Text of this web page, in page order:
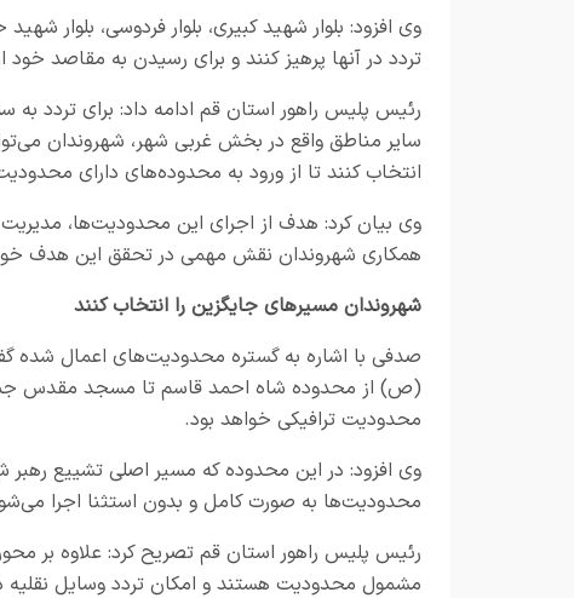
وی افزود: بلوار شهید کبیری، بلوار فردوسی، بلوار
تردد در آنها پرهیز کنند و برای رسیدن به مقاصد
سایر مناطق واقع در بخش غربی شهر، شهروندان
انتخاب کنند تا از ورود به محدوده‌های دارای
وی بیان کرد: هدف از اجرای این محدودیت‌ها،
همکاری شهروندان نقش مهمی در تحقق این هدف
شهروندان مسیرهای جایگزین را انتخاب کنند
صدفی با اشاره به گستره محدودیت‌های اعمال شده
(ص) از محدوده شاه احمد قاسم تا مسجد مقدس
محدودیت ترافیکی خواهد بود.
وی افزود: در این محدوده که مسیر اصلی تشییع رهبر
محدودیت‌ها به صورت کامل و بدون استثنا اجرا
رئیس پلیس راهور استان قم تصریح کرد: علاوه بر
مشمول محدودیت هستند و امکان تردد وسایل